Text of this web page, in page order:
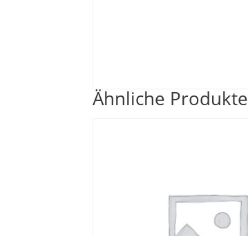
Ähnliche Produkte